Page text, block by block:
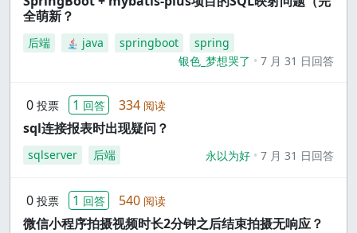
全萌新？
后端 java springboot
spring
银色_梦想哭了
7 月 31 日回答
0 投票 1 回答 334 阅读
sql连接报表时出现疑问？
sqlserver 后端 永以为好 7 月 31 日回答
0 投票 1 回答 540 阅读
微信小程序拍摄视频时长2分钟之后结束拍摄无响应？